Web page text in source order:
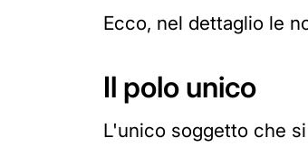
Ecco, nel dettaglio le
Il polo unico
L'unico soggetto che